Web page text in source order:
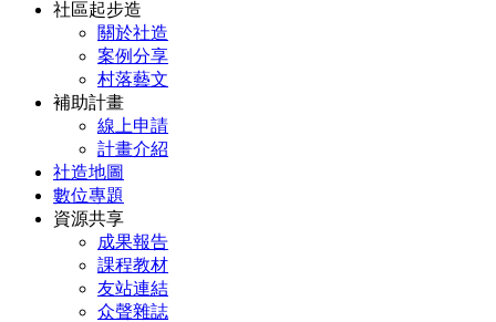
社區起步造
關於社造
案例分享
村落藝文
補助計畫
線上申請
計畫介紹
社造地圖
數位專題
資源共享
成果報告
課程教材
友站連結
众聲雜誌